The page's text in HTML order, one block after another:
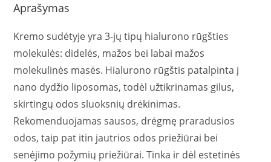
Aprašymas
Kremo sudėtyje yra 3-jų tipų hialurono rūgšties
molekulės: didelės, mažos bei labai mažos
molekulinės masės. Hialurono rūgštis patalpinta į
nano dydžio liposomas, todėl užtikrinamas gilus,
skirtingų odos sluoksnių drėkinimas.
Rekomenduojamas sausos, drėgmę praradusios
odos, taip pat itin jautrios odos priežiūrai bei
senėjimo požymių priežiūrai. Tinka ir dėl estetinės